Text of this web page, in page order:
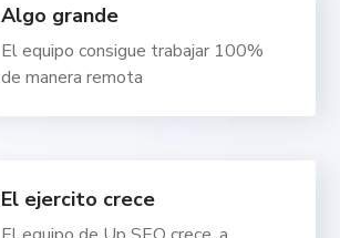
Algo grande
El equipo consigue trabajar 100%
de manera remota
El ejercito crece